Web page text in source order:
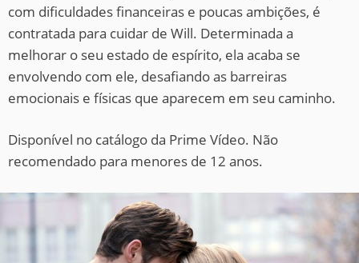
com dificuldades financeiras e poucas ambições, é
contratada para cuidar de Will. Determinada a
melhorar o seu estado de espírito, ela acaba se
envolvendo com ele, desafiando as barreiras
emocionais e físicas que aparecem em seu caminho.
Disponível no catálogo da Prime Vídeo. Não
recomendado para menores de 12 anos.